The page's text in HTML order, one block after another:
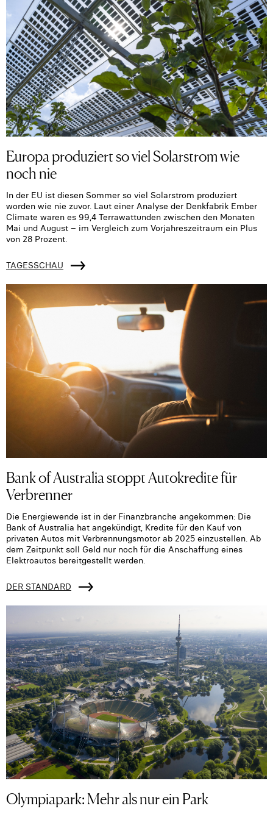
Europa produziert so viel Solarstrom wie
noch nie
In der EU ist diesen Sommer so viel Solarstrom produziert
worden wie nie zuvor. Laut einer Analyse der Denkfabrik Ember
Climate waren es 99,4 Terrawattunden zwischen den Monaten
Mai und August – im Vergleich zum Vorjahreszeitraum ein Plus
von 28 Prozent.
TAGESSCHAU
Bank of Australia stoppt Autokredite für
Verbrenner
Die Energiewende ist in der Finanzbranche angekommen: Die
Bank of Australia hat angekündigt, Kredite für den Kauf von
privaten Autos mit Verbrennungsmotor ab 2025 einzustellen. Ab
dem Zeitpunkt soll Geld nur noch für die Anschaffung eines
Elektroautos bereitgestellt werden.
DER STANDARD
Olympiapark: Mehr als nur ein Park